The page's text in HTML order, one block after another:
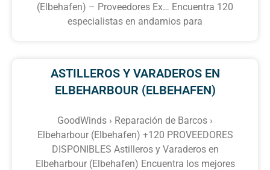
(Elbehafen) – Proveedores Ex… Encuentra 120
especialistas en andamios para
ASTILLEROS Y VARADEROS EN
ELBEHARBOUR (ELBEHAFEN)
GoodWinds › Reparación de Barcos ›
Elbeharbour (Elbehafen) +120 PROVEEDORES
DISPONIBLES Astilleros y Varaderos en
Elbeharbour (Elbehafen) Encuentra los mejores